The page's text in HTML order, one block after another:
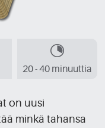
20 - 40 minuuttia
on uusi
minkä tahansa